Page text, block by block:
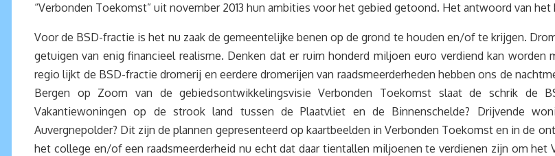
“Verbonden Toekomst” uit november 2013 hun ambities voor het gebied getoond. Het antwoord van
Voor de BSD-fractie is het nu zaak de gemeentelijke benen op de grond te houden en/of te krijgen.
getuigen van enig financieel realisme. Denken dat er ruim honderd miljoen euro verdiend kan
regio lijkt de BSD-fractie dromerij en eerdere dromerijen van raadsmeerderheden hebben ons de
Bergen op Zoom van de gebiedsontwikkelingsvisie Verbonden Toekomst slaat de schrik de
Vakantiewoningen op de strook land tussen de Plaatvliet en de Binnenschelde? Drijvende
Auvergnepolder? Dit zijn de plannen gepresenteerd op kaartbeelden in Verbonden Toekomst en in de
het college en/of een raadsmeerderheid nu echt dat daar tientallen miljoenen te verdienen zijn om